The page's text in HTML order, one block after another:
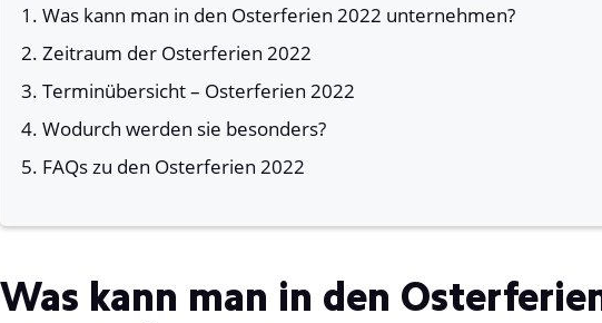
Was kann man in den Osterferien 2022 unternehmen?
Zeitraum der Osterferien 2022
Terminübersicht – Osterferien 2022
Wodurch werden sie besonders?
FAQs zu den Osterferien 2022
Was kann man in den